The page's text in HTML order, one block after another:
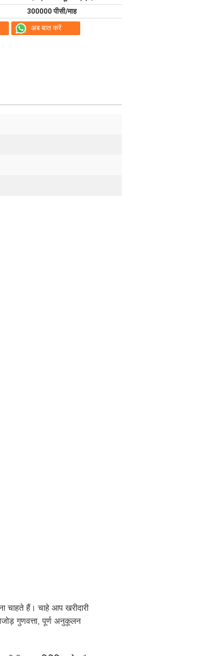
300000 पीसी/माह
अब बात करें
चाहते हैं। चाहे आप खरीदारी
गुणवत्ता, पूर्ण अनुकूलन